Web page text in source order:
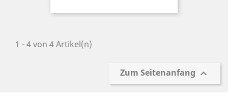
1 - 4 von 4 Artikel(n)
Zum Seitenanfang 